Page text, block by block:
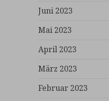
Juni 2023
Mai 2023
April 2023
März 2023
Februar 2023